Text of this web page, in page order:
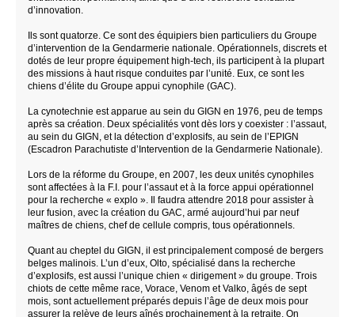
d’innovation.
Ils sont quatorze. Ce sont des équipiers bien particuliers du Groupe
d’intervention de la Gendarmerie nationale. Opérationnels, discrets et
dotés de leur propre équipement high-tech, ils participent à la plupart
des missions à haut risque conduites par l’unité. Eux, ce sont les
chiens d’élite du Groupe appui cynophile (GAC).
La cynotechnie est apparue au sein du GIGN en 1976, peu de temps
après sa création. Deux spécialités vont dès lors y coexister : l’assaut,
au sein du GIGN, et la détection d’explosifs, au sein de l’EPIGN
(Escadron Parachutiste d’Intervention de la Gendarmerie Nationale).
Lors de la réforme du Groupe, en 2007, les deux unités cynophiles
sont affectées à la F.I. pour l’assaut et à la force appui opérationnel
pour la recherche « explo ». Il faudra attendre 2018 pour assister à
leur fusion, avec la création du GAC, armé aujourd’hui par neuf
maîtres de chiens, chef de cellule compris, tous opérationnels.
Quant au cheptel du GIGN, il est principalement composé de bergers
belges malinois. L’un d’eux, Olto, spécialisé dans la recherche
d’explosifs, est aussi l’unique chien « dirigement » du groupe. Trois
chiots de cette même race, Vorace, Venom et Valko, âgés de sept
mois, sont actuellement préparés depuis l’âge de deux mois pour
assurer la relève de leurs aînés prochainement à la retraite. On